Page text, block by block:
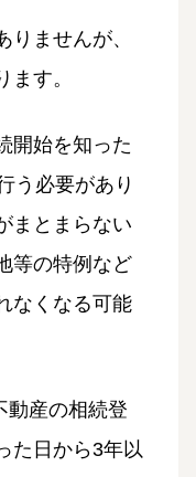
ませんが、
す。
開始を知った
う必要があり
まとまらない
等の特例など
なくなる可能
動産の相続登
た日から3年以